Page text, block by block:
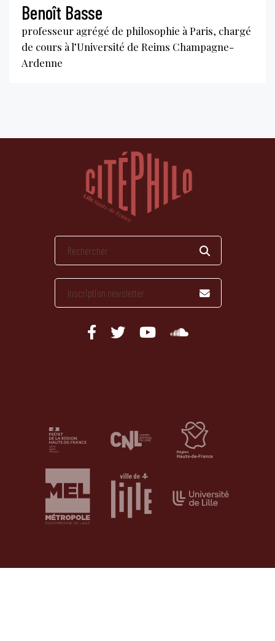
Benoît Basse
professeur agrégé de philosophie à Paris, chargé
de cours à l’Université de Reims Champagne-
Ardenne